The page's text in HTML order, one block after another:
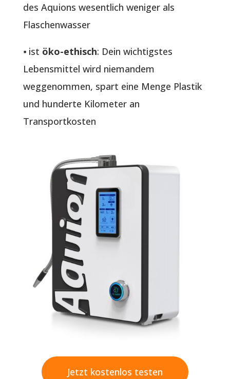
des Aquions wesentlich weniger als
Flaschenwasser
⦁ ist öko-ethisch: Dein wichtigstes
Lebensmittel wird niemandem
weggenommen, spart eine Menge Plastik
und hunderte Kilometer an
Transportkosten
Jetzt kostenlos testen